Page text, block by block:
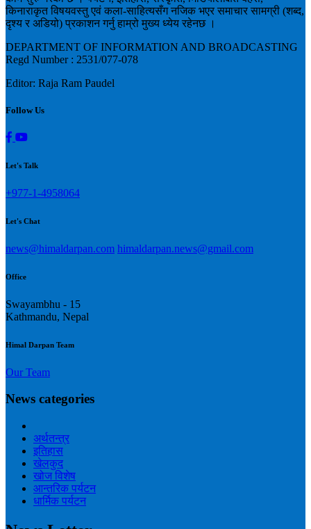
किनाराकृत विषयवस्तु एवं कला-साहित्यसँग नजिक भएर समाचार सामग्री (शब्द,
दृश्य र अडियो) प्रकाशन गर्नु हाम्रो मुख्य ध्येय रहेनछ ।
DEPARTMENT OF INFORMATION AND BROADCASTING
Regd Number : 2531/077-078
Editor: Raja Ram Paudel
Follow Us
Let's Talk
+977-1-4958064
Let's Chat
news@himaldarpan.com himaldarpan.news@gmail.com
Office
Swayambhu - 15
Kathmandu, Nepal
Himal Darpan Team
Our Team
News categories
अर्थतन्त्र
इतिहास
खेलकुद
खोज विशेष
आन्तरिक पर्यटन
धार्मिक पर्यटन